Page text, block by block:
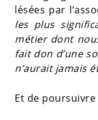
lésées par
les plus
métier dont
fait don d’une
n’aurait jamais
Et de poursuivre